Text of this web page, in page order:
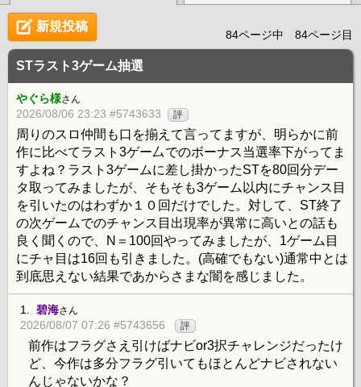
新規投稿
84ページ中 84ページ目
STラスト3ゲーム抽選
やぐら様さん
2026/08/06 23:23 #5743633 評
周りのスロ仲間も口を揃えて言ってますが、明らかに前
作に比べてラスト3ゲー厶でのボーナス当選率下がってま
すよね？ラスト3ゲームに差し掛かったSTを80回分デー
タ取ってみましたが、そもそも3ゲーム以内にチャンス目
を引いたのはわずか１０回だけでした。対して、ST終了
の次ゲームでのチャンス目出現率が異常に高いとの話も
良く聞くので、N＝100回やってみましたが、1ゲーム目
にチャ目は16回も引きました。(高確でもない)通常中とは
到底思えない結果であからさまな闇を感じました。
1. 碧海さん
2026/08/07 07:26 #5743656 評
前作はフラグさえ引けばナビor3択チャレンジだったけ
ど、今作は多分フラグ引いてもほとんどナビされない
んじゃないかな？